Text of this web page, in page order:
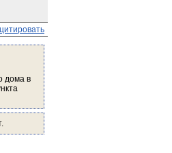
цитировать
дома в